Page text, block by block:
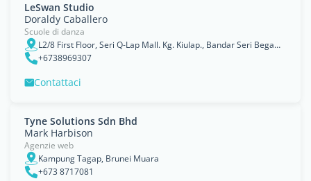
LeSwan Studio
Doraldy Caballero
Scuole di danza
L2/8 First Floor, Seri Q-Lap Mall. Kg. Kiulap., Bandar Seri Begawan
+6738969307
Contattaci
Tyne Solutions Sdn Bhd
Mark Harbison
Agenzie web
Kampung Tagap, Brunei Muara
+673 8717081